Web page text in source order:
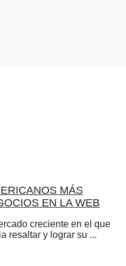
MÁS
EN LA WEB
creciente en el que
resaltar y lograr su ...